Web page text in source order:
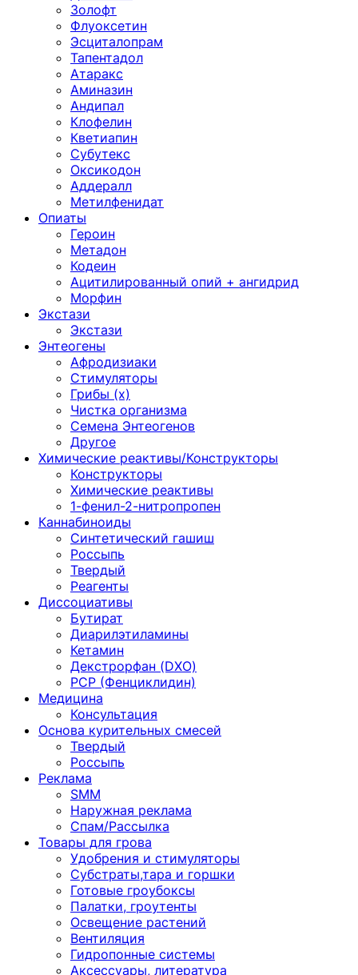
Золофт
Флуоксетин
Эсциталопрам
Тапентадол
Атаракс
Аминазин
Андипал
Клофелин
Кветиапин
Субутекс
Оксикодон
Аддералл
Метилфенидат
Опиаты
Героин
Метадон
Кодеин
Ацитилированный опий + ангидрид
Морфин
Экстази
Экстази
Энтеогены
Афродизиаки
Стимуляторы
Грибы (х)
Чистка организма
Семена Энтеогенов
Другое
Химические реактивы/Конструкторы
Конструкторы
Химические реактивы
1-фенил-2-нитропропен
Каннабиноиды
Синтетический гашиш
Россыпь
Твердый
Реагенты
Диссоциативы
Бутират
Диарилэтиламины
Кетамин
Декстрорфан (DXO)
PCP (Фенциклидин)
Медицина
Консультация
Основа курительных смесей
Твердый
Россыпь
Реклама
SMM
Наружная реклама
Спам/Рассылка
Товары для грова
Удобрения и стимуляторы
Субстраты,тара и горшки
Готовые гроубоксы
Палатки, гроутенты
Освещение растений
Вентиляция
Гидропонные системы
Аксессуары, литература